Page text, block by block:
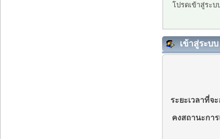
โปรดเข้าสู่ระ
เข้าสู่ระบบ
ระยะเวลาที่จ
คงสถานะกา